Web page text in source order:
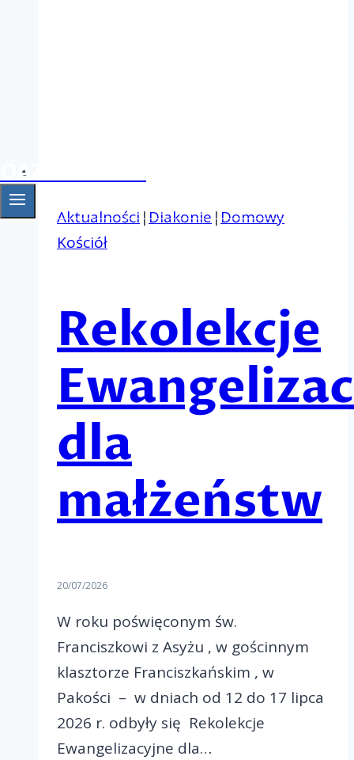
OAZA Gniezno
Aktualności | Diakonie | Domowy
Kościół
Rekolekcje
dla
małżeństw
20/07/2026
W roku poświęconym św.
Franciszkowi z Asyżu , w gościnnym
klasztorze Franciszkańskim , w
Pakości – w dniach od 12 do 17 lipca
2026 r. odbyły się Rekolekcje
Ewangelizacyjne dla…